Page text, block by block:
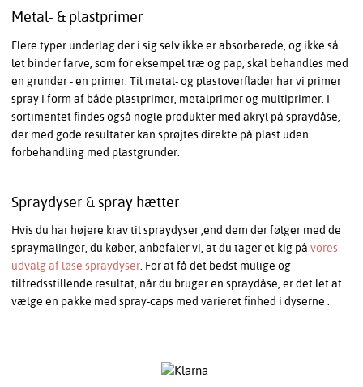
Metal- & plastprimer
Flere typer underlag der i sig selv ikke er absorberede, og ikke så
let binder farve, som for eksempel træ og pap, skal behandles med
en grunder - en primer. Til metal- og plastoverflader har vi primer
spray i form af både plastprimer, metalprimer og multiprimer. I
sortimentet findes også nogle produkter med akryl på spraydåse,
der med gode resultater kan sprøjtes direkte på plast uden
forbehandling med plastgrunder.
Spraydyser & spray hætter
Hvis du har højere krav til spraydyser ,end dem der følger med de
spraymalinger, du køber, anbefaler vi, at du tager et kig på vores
udvalg af løse spraydyser. For at få det bedst mulige og
tilfredsstillende resultat, når du bruger en spraydåse, er det let at
vælge en pakke med spray-caps med varieret finhed i dyserne .